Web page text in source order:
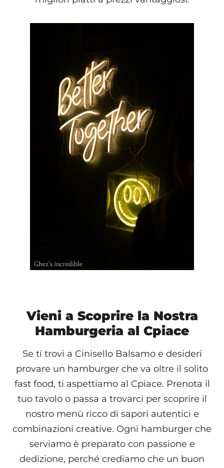
Vieni a Scoprire la Nostra
Hamburgeria al Cpiace
Se ti trovi a Cinisello Balsamo e desideri
provare un hamburger che va oltre il solito
fast food, ti aspettiamo al Cpiace. Prenota il
tuo tavolo o passa a trovarci per scoprire il
nostro menù ricco di sapori autentici e
combinazioni creative. Ogni hamburger che
serviamo è preparato con passione e
dedizione, perché crediamo che un buon